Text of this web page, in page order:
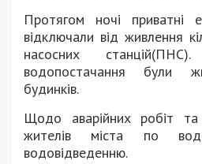
Протягом ночі приватні
відключали від живлення
насосних
водопостачання були
будинків.
Щодо аварійних робіт
жителів міста по
водовідведенню.